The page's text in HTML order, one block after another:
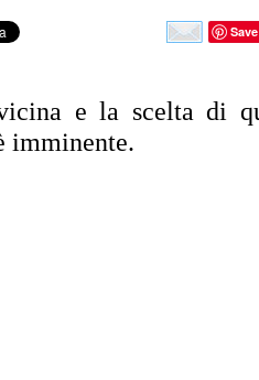
Save
e la scelta di
imminente.